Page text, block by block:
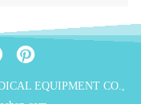
EQUIPMENT CO.,